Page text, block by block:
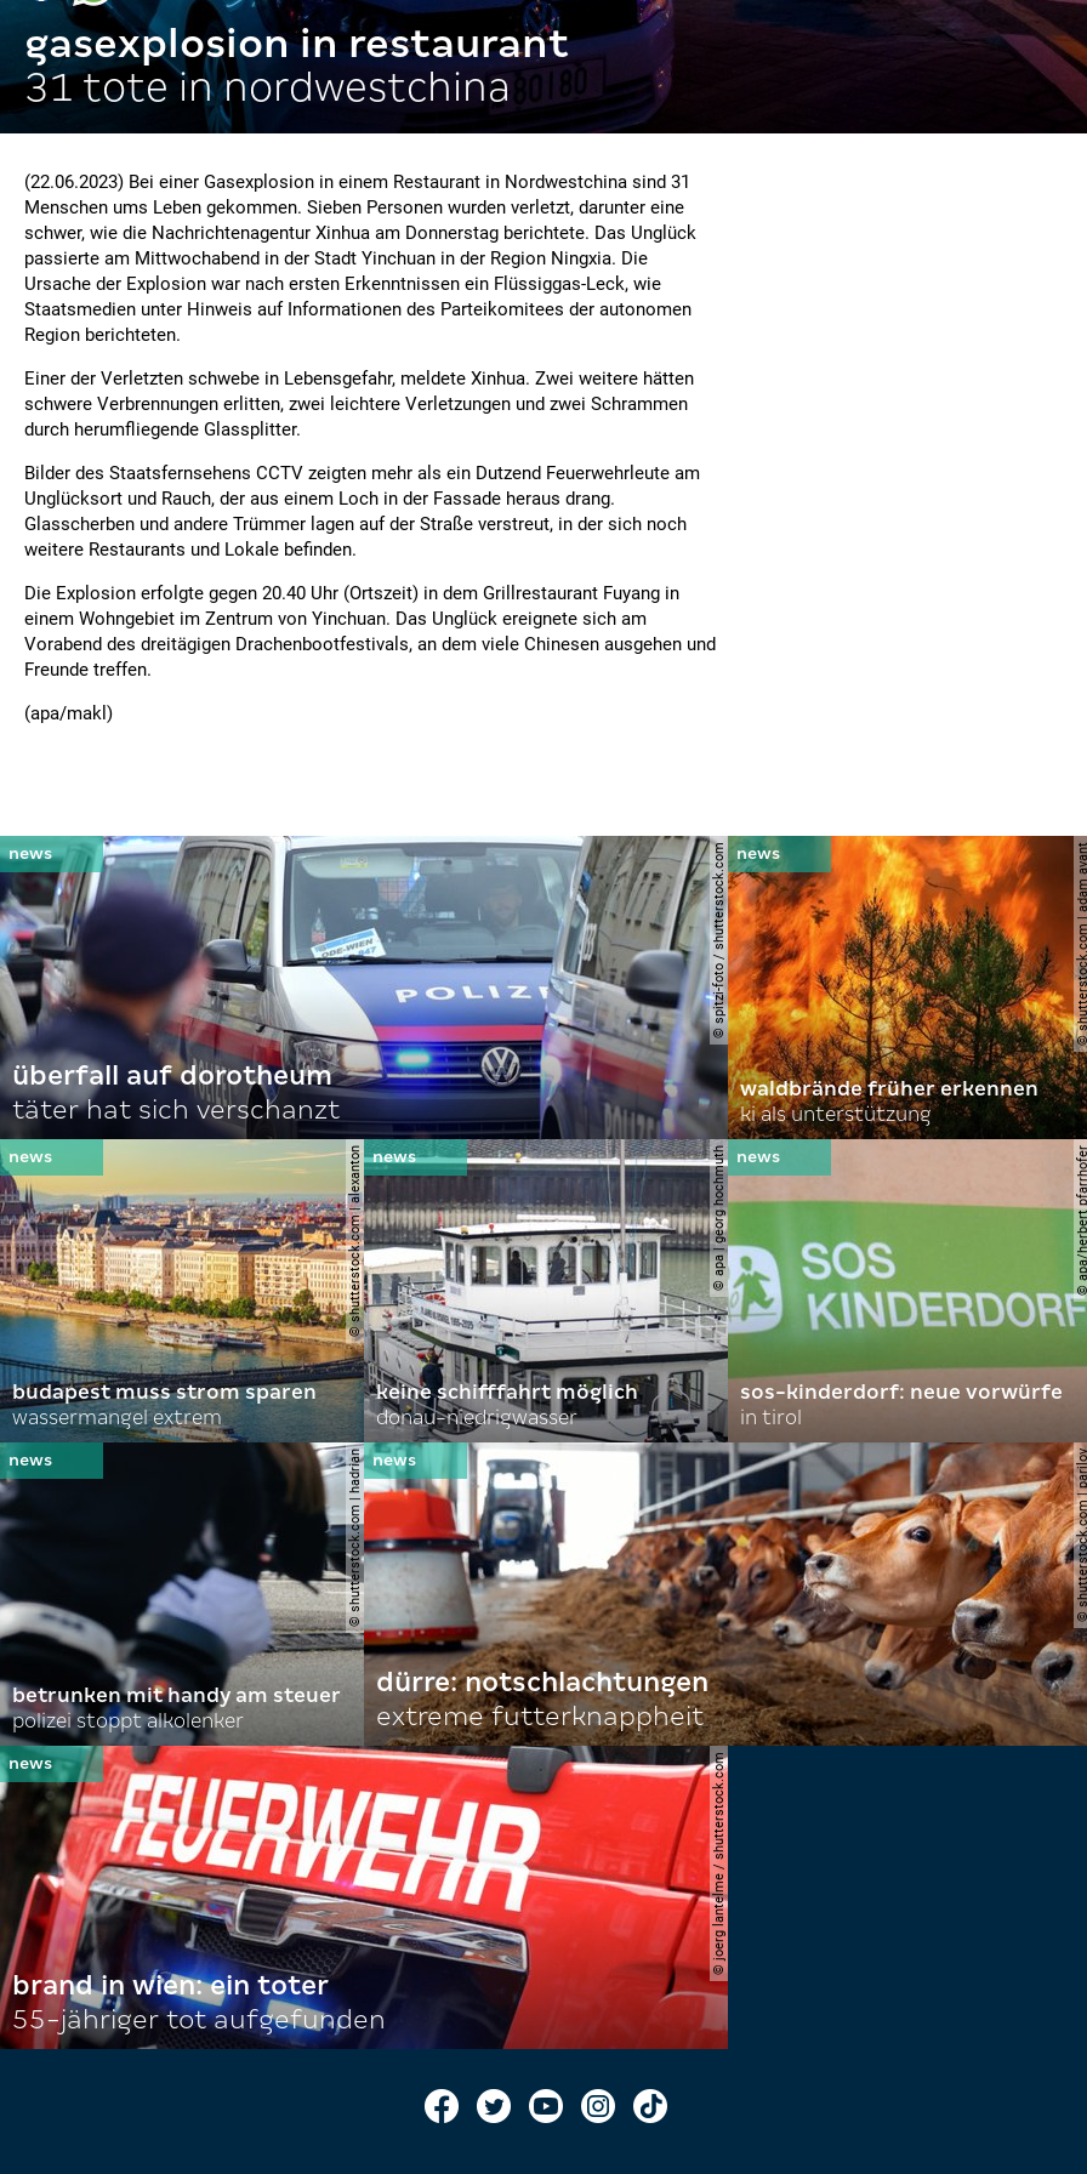
gasexplosion in restaurant
31 tote in nordwestchina
(22.06.2023) Bei einer Gasexplosion in einem Restaurant in Nordwestchina sind 31
Menschen ums Leben gekommen. Sieben Personen wurden verletzt, darunter eine
schwer, wie die Nachrichtenagentur Xinhua am Donnerstag berichtete. Das Unglück
passierte am Mittwochabend in der Stadt Yinchuan in der Region Ningxia. Die
Ursache der Explosion war nach ersten Erkenntnissen ein Flüssiggas-Leck, wie
Staatsmedien unter Hinweis auf Informationen des Parteikomitees der autonomen
Region berichteten.
Einer der Verletzten schwebe in Lebensgefahr, meldete Xinhua. Zwei weitere hätten
schwere Verbrennungen erlitten, zwei leichtere Verletzungen und zwei Schrammen
durch herumfliegende Glassplitter.
Bilder des Staatsfernsehens CCTV zeigten mehr als ein Dutzend Feuerwehrleute am
Unglücksort und Rauch, der aus einem Loch in der Fassade heraus drang.
Glasscherben und andere Trümmer lagen auf der Straße verstreut, in der sich noch
weitere Restaurants und Lokale befinden.
Die Explosion erfolgte gegen 20.40 Uhr (Ortszeit) in dem Grillrestaurant Fuyang in
einem Wohngebiet im Zentrum von Yinchuan. Das Unglück ereignete sich am
Vorabend des dreitägigen Drachenbootfestivals, an dem viele Chinesen ausgehen und
Freunde treffen.
(apa/makl)
© spitzi-foto / shutterstock.com
überfall auf dorotheum
täter hat sich verschanzt
©
waldbrände früher erkennen
ki als unterstützung
© shutterstock.com | alexanton
budapest muss strom sparen
wassermangel extrem
© apa | georg hochmuth
keine schifffahrt möglich
donau-niedrigwasser
© apa/
sos-kinderdorf: neue vorwürfe
in tirol
© shutterstock.com | hadrian
betrunken mit handy am steuer
polizei stoppt alkolenker
©
dürre: notschlachtungen
extreme futterknappheit
© joerg lantelme / shutterstock.com
brand in wien: ein toter
55-jähriger tot aufgefunden